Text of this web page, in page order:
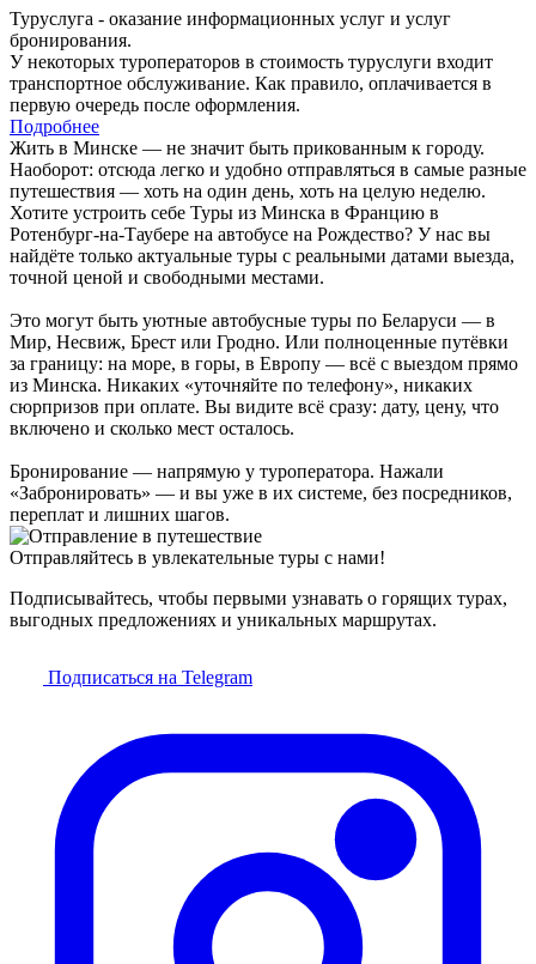
Туруслуга - оказание информационных услуг и услуг
бронирования.
У некоторых туроператоров в стоимость туруслуги входит
транспортное обслуживание. Как правило, оплачивается в
первую очередь после оформления.
Подробнее
Жить в Минске — не значит быть прикованным к городу.
Наоборот: отсюда легко и удобно отправляться в самые разные
путешествия — хоть на один день, хоть на целую неделю.
Хотите устроить себе Туры из Минска в Францию в
Ротенбург-на-Таубере на автобусе на Рождество? У нас вы
найдёте только актуальные туры с реальными датами выезда,
точной ценой и свободными местами.
Это могут быть уютные автобусные туры по Беларуси — в
Мир, Несвиж, Брест или Гродно. Или полноценные путёвки
за границу: на море, в горы, в Европу — всё с выездом прямо
из Минска. Никаких «уточняйте по телефону», никаких
сюрпризов при оплате. Вы видите всё сразу: дату, цену, что
включено и сколько мест осталось.
Бронирование — напрямую у туроператора. Нажали
«Забронировать» — и вы уже в их системе, без посредников,
переплат и лишних шагов.
Отправляйтесь в увлекательные туры с нами!
Подписывайтесь, чтобы первыми узнавать о горящих турах,
выгодных предложениях и уникальных маршрутах.
Подписаться на Telegram